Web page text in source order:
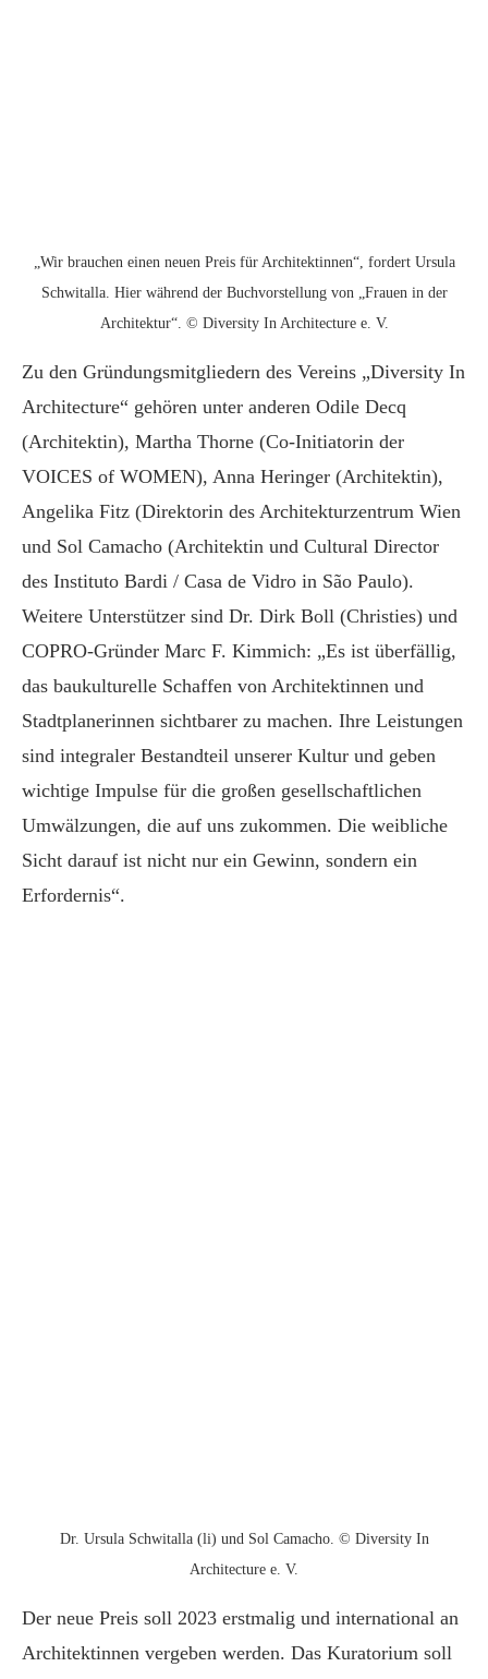
„Wir brauchen einen neuen Preis für Architektinnen“, fordert Ursula
Schwitalla. Hier während der Buchvorstellung von „Frauen in der
Architektur“. © Diversity In Architecture e. V.
Zu den Gründungsmitgliedern des Vereins „Diversity In
Architecture“ gehören unter anderen Odile Decq
(Architektin), Martha Thorne (Co-Initiatorin der
VOICES of WOMEN), Anna Heringer (Architektin),
Angelika Fitz (Direktorin des Architekturzentrum Wien
und Sol Camacho (Architektin und Cultural Director
des Instituto Bardi / Casa de Vidro in São Paulo).
Weitere Unterstützer sind Dr. Dirk Boll (Christies) und
COPRO-Gründer Marc F. Kimmich: „Es ist überfällig,
das baukulturelle Schaffen von Architektinnen und
Stadtplanerinnen sichtbarer zu machen. Ihre Leistungen
sind integraler Bestandteil unserer Kultur und geben
wichtige Impulse für die großen gesellschaftlichen
Umwälzungen, die auf uns zukommen. Die weibliche
Sicht darauf ist nicht nur ein Gewinn, sondern ein
Erfordernis“.
Dr. Ursula Schwitalla (li) und Sol Camacho. © Diversity In
Architecture e. V.
Der neue Preis soll 2023 erstmalig und international an
Architektinnen vergeben werden. Das Kuratorium soll